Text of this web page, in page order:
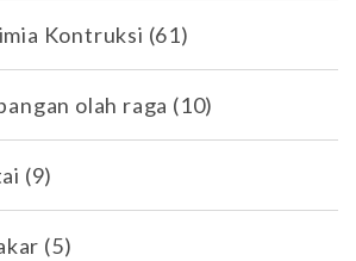
Kontruksi (61)
olah raga (10)
(9)
(5)